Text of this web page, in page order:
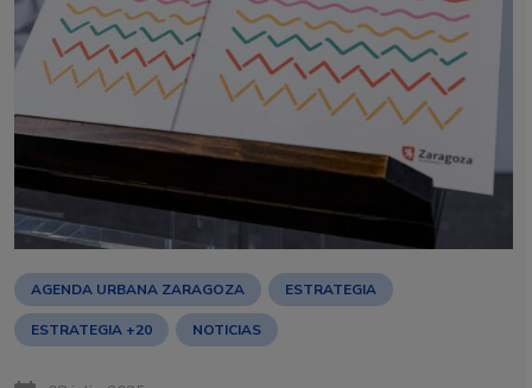
AGENDA URBANA ZARAGOZA ESTRATEGIA
ESTRATEGIA +20 NOTICIAS